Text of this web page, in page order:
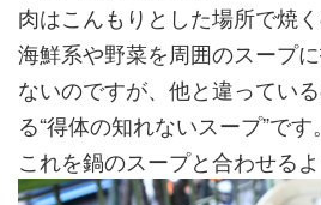
肉はこんもりとした場所で焼く
海鮮系や野菜を周囲のスープ
ないのですが、他と違ってい
る“得体の知れないスープ”です。
これを鍋のスープと合わせる